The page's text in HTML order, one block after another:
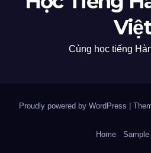
Cùng học tiếng
Proudly powered by WordPress
Home